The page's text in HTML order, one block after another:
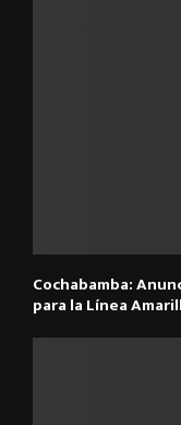
Cochabamba:
para la Línea